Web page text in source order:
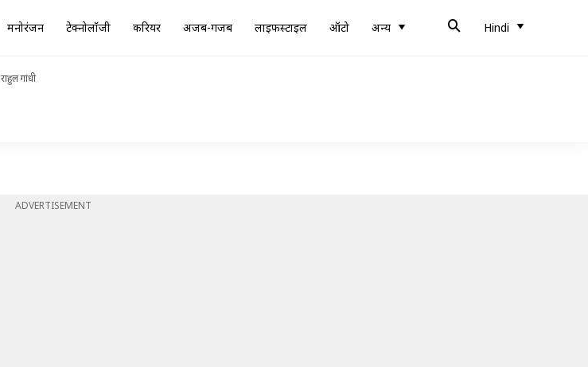
मनोरंजन टेक्नोलॉजी करियर अजब-गजब लाइफस्टाइल ऑटो अन्य Hindi
राहुल गांधी
ADVERTISEMENT